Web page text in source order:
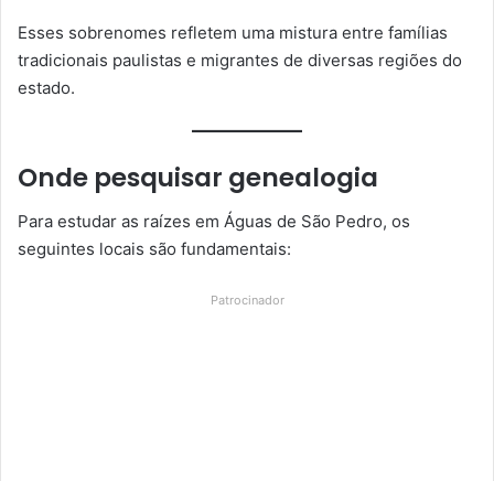
Esses sobrenomes refletem uma mistura entre famílias
tradicionais paulistas e migrantes de diversas regiões do
estado.
Onde pesquisar genealogia
Para estudar as raízes em Águas de São Pedro, os
seguintes locais são fundamentais:
Patrocinador